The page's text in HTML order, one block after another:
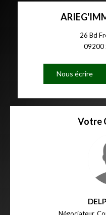
26 Bd
09200
Nous écrire
Votre